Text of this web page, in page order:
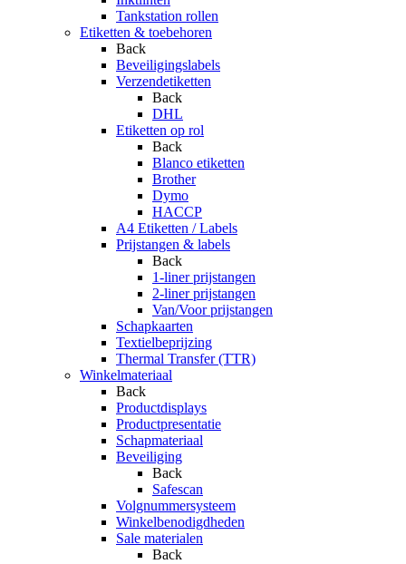
Tankstation rollen
Etiketten & toebehoren
Back
Beveiligingslabels
Verzendetiketten
Back
DHL
Etiketten op rol
Back
Blanco etiketten
Brother
Dymo
HACCP
A4 Etiketten / Labels
Prijstangen & labels
Back
1-liner prijstangen
2-liner prijstangen
Van/Voor prijstangen
Schapkaarten
Textielbeprijzing
Thermal Transfer (TTR)
Winkelmateriaal
Back
Productdisplays
Productpresentatie
Schapmateriaal
Beveiliging
Back
Safescan
Volgnummersysteem
Winkelbenodigdheden
Sale materialen
Back